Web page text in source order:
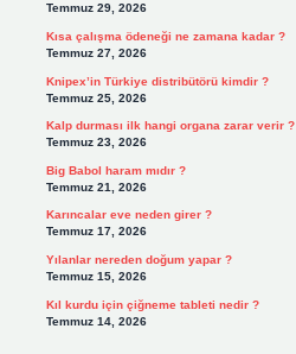
Temmuz 29, 2026
Kısa çalışma ödeneği ne zamana kadar ?
Temmuz 27, 2026
Knipex’in Türkiye distribütörü kimdir ?
Temmuz 25, 2026
Kalp durması ilk hangi organa zarar verir ?
Temmuz 23, 2026
Big Babol haram mıdır ?
Temmuz 21, 2026
Karıncalar eve neden girer ?
Temmuz 17, 2026
Yılanlar nereden doğum yapar ?
Temmuz 15, 2026
Kıl kurdu için çiğneme tableti nedir ?
Temmuz 14, 2026